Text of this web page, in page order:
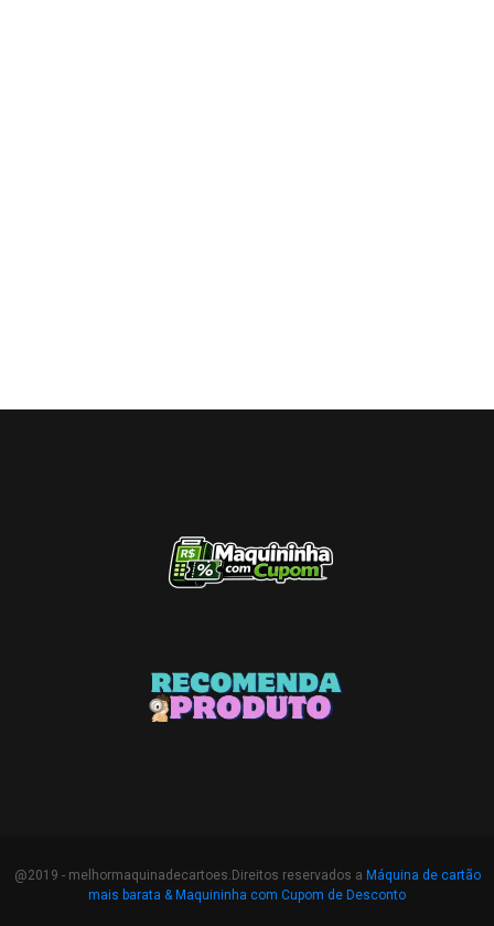
@2019 - melhormaquinadecartoes.Direitos reservados a Máquina de cartão
mais barata & Maquininha com Cupom de Desconto